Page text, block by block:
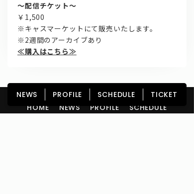
～配信チケット～
￥1,500
※キャスマーケットにて販売いたします。
※2週間のアーカイブあり
≪購入はこちら≫
HOME NEWS PROFILE
SCHEDULE
NEWS PROFILE SCHEDULE TICKET